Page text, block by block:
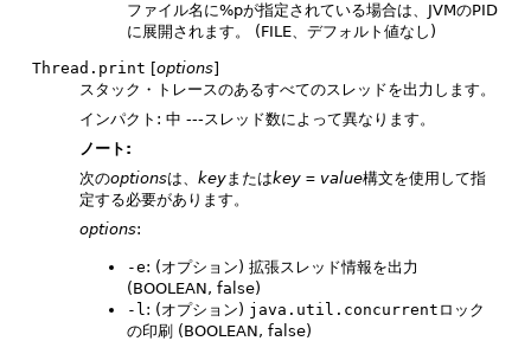
ファイル名に%pが指定されている場合は、JVMのPID
に展開されます。
(FILE、デフォルト値なし)
Thread.print [options]
スタック・トレースのあるすべてのスレッドを出力します。
インパクト: 中 ---スレッド数によって異なります。
ノート:
次のoptionsは、 keyまたはkey = value構文を使用して指
定する必要があります。
options:
-e: (オプション) 拡張スレッド情報を出力
(BOOLEAN, false)
-l : (オプション) java.util.concurrent ロック
の印刷 (BOOLEAN, false)